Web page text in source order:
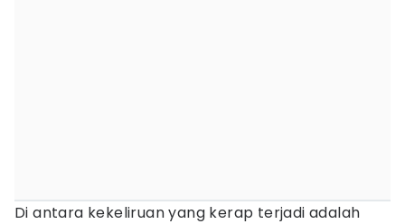
Di antara kekeliruan yang kerap terjadi adalah